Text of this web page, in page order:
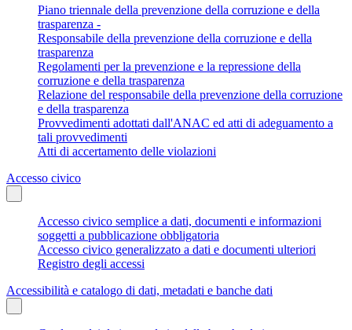
Piano triennale della prevenzione della corruzione e della
trasparenza -
Responsabile della prevenzione della corruzione e della
trasparenza
Regolamenti per la prevenzione e la repressione della
corruzione e della trasparenza
Relazione del responsabile della prevenzione della corruzione
e della trasparenza
Provvedimenti adottati dall'ANAC ed atti di adeguamento a
tali provvedimenti
Atti di accertamento delle violazioni
Accesso civico
Accesso civico semplice a dati, documenti e informazioni
soggetti a pubblicazione obbligatoria
Accesso civico generalizzato a dati e documenti ulteriori
Registro degli accessi
Accessibilità e catalogo di dati, metadati e banche dati